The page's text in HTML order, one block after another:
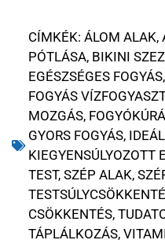
CÍMKÉK: ÁLOM ALAK,
PÓTLÁSA, BIKINI
EGÉSZSÉGES FOGYÁS,
FOGYÁS
MOZGÁS,
GYORS FOGYÁS,
KIEGYENSÚLYOZOTT
TEST, SZÉP ALAK,
CSÖKKENTÉS,
TÁPLÁLKOZÁS,